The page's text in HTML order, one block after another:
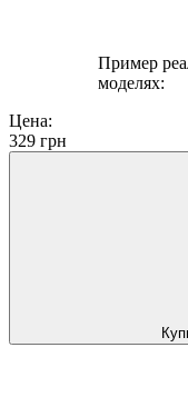
Пример
моделях:
Цена:
329 грн